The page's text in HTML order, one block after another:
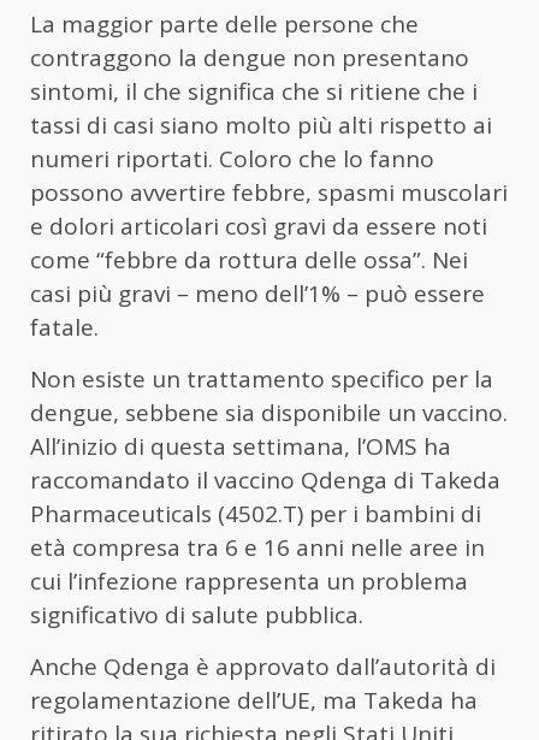
La maggior parte delle persone che
contraggono la dengue non presentano
sintomi, il che significa che si ritiene che i
tassi di casi siano molto più alti rispetto ai
numeri riportati. Coloro che lo fanno
possono avvertire febbre, spasmi muscolari
e dolori articolari così gravi da essere noti
come “febbre da rottura delle ossa”. Nei
casi più gravi – meno dell’1% – può essere
fatale.
Non esiste un trattamento specifico per la
dengue, sebbene sia disponibile un vaccino.
All’inizio di questa settimana, l’OMS ha
raccomandato il vaccino Qdenga di Takeda
Pharmaceuticals (4502.T) per i bambini di
età compresa tra 6 e 16 anni nelle aree in
cui l’infezione rappresenta un problema
significativo di salute pubblica.
Anche Qdenga è approvato dall’autorità di
regolamentazione dell’UE, ma Takeda ha
ritirato la sua richiesta negli Stati Uniti